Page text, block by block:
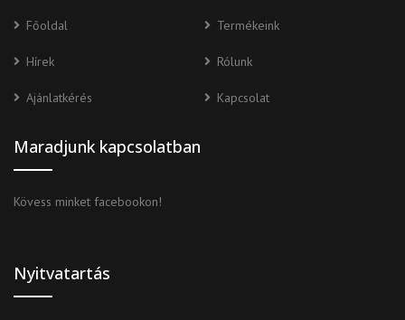
Főoldal Termékeink
Hírek Rólunk
Ajánlatkérés Kapcsolat
Maradjunk kapcsolatban
Kövess minket facebookon!
Nyitvatartás